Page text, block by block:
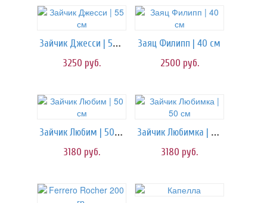
Зайчик Джесси | 55 см
3250 руб.
Заяц Филипп | 40 см
2500 руб.
Зайчик Любим | 50 см
3180 руб.
Зайчик Любимка | 50 см
3180 руб.